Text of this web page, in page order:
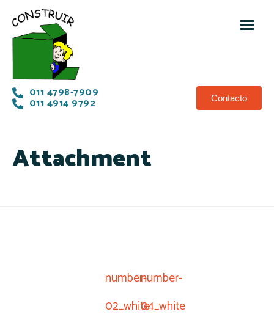
011 4798-7909
011 4914 9792 Contacto
Attachment
number-
02_white
number-
04_white